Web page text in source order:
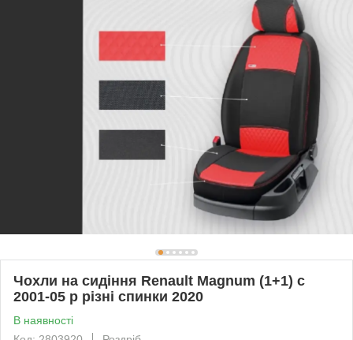
Чохли на сидіння Renault Magnum (1+1) c
2001-05 р різні спинки 2020
В наявності